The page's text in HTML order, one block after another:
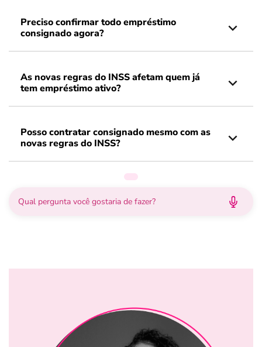
Preciso confirmar todo empréstimo
consignado agora?
As novas regras do INSS afetam quem já
tem empréstimo ativo?
Posso contratar consignado mesmo com as
novas regras do INSS?